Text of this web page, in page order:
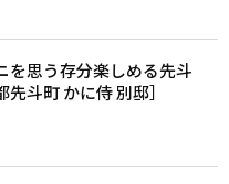
を思う存分楽しめる先斗
先斗町 かに侍 別邸］